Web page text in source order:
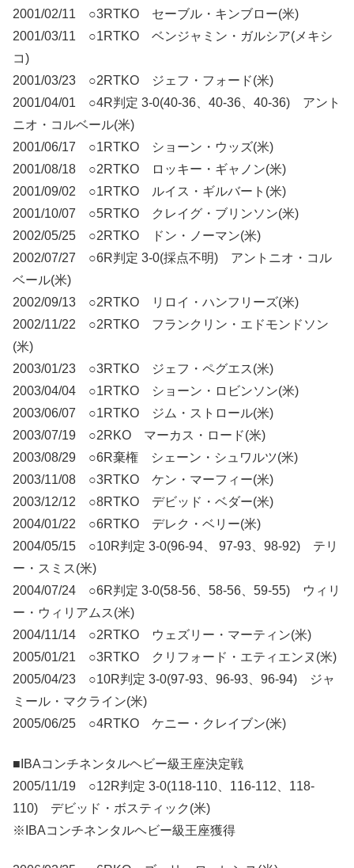
2001/02/11 ○3RTKO セーブル・キンブロー(米)
2001/03/11 ○1RTKO ベンジャミン・ガルシア(メキシ
コ)
2001/03/23 ○2RTKO ジェフ・フォード(米)
2001/04/01 ○4R判定 3-0(40-36、40-36、40-36) アント
ニオ・コルベール(米)
2001/06/17 ○1RTKO ショーン・ウッズ(米)
2001/08/18 ○2RTKO ロッキー・ギャノン(米)
2001/09/02 ○1RTKO ルイス・ギルバート(米)
2001/10/07 ○5RTKO クレイグ・ブリンソン(米)
2002/05/25 ○2RTKO ドン・ノーマン(米)
2002/07/27 ○6R判定 3-0(採点不明) アントニオ・コル
ベール(米)
2002/09/13 ○2RTKO リロイ・ハンフリーズ(米)
2002/11/22 ○2RTKO フランクリン・エドモンドソン
(米)
2003/01/23 ○3RTKO ジェフ・ペグエス(米)
2003/04/04 ○1RTKO ショーン・ロビンソン(米)
2003/06/07 ○1RTKO ジム・ストロール(米)
2003/07/19 ○2RKO マーカス・ロード(米)
2003/08/29 ○6R棄権 シェーン・シュワルツ(米)
2003/11/08 ○3RTKO ケン・マーフィー(米)
2003/12/12 ○8RTKO デビッド・ベダー(米)
2004/01/22 ○6RTKO デレク・ベリー(米)
2004/05/15 ○10R判定 3-0(96-94、 97-93、98-92) テリ
ー・スミス(米)
2004/07/24 ○6R判定 3-0(58-56、58-56、59-55) ウィリ
ー・ウィリアムス(米)
2004/11/14 ○2RTKO ウェズリー・マーティン(米)
2005/01/21 ○3RTKO クリフォード・エティエンヌ(米)
2005/04/23 ○10R判定 3-0(97-93、96-93、96-94) ジャ
ミール・マクライン(米)
2005/06/25 ○4RTKO ケニー・クレイブン(米)
■IBAコンチネンタルヘビー級王座決定戦
2005/11/19 ○12R判定 3-0(118-110、116-112、118-
110) デビッド・ボスティック(米)
※IBAコンチネンタルヘビー級王座獲得